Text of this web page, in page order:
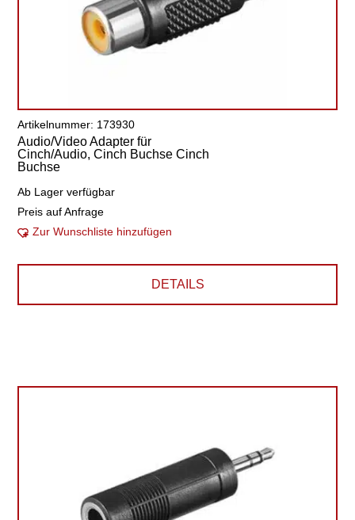
Artikelnummer: 173930
Audio/Video Adapter für
Cinch/Audio, Cinch Buchse Cinch
Buchse
Ab Lager verfügbar
Preis auf Anfrage
Zur Wunschliste hinzufügen
DETAILS